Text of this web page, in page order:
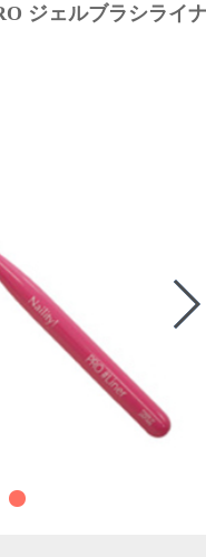
ジェルブラシライ